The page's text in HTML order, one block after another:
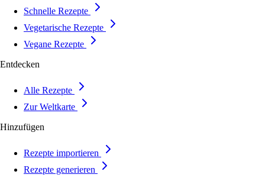
Schnelle Rezepte
Vegetarische Rezepte
Vegane Rezepte
Entdecken
Alle Rezepte
Zur Weltkarte
Hinzufügen
Rezepte importieren
Rezepte generieren